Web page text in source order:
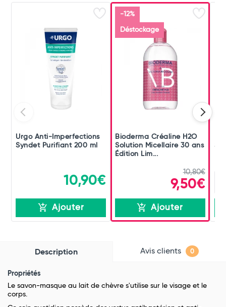
Urgo Anti-Imperfections
Syndet Purifiant 200 ml
10,90€
Ajouter
-12%
Déstockage
Bioderma Créaline H2O
Solution Micellaire 30 ans
Édition Lim...
10,80€
9,50€
Ajouter
Description Avis clients 0
Propriétés
Le savon-masque au lait de chèvre s'utilise sur le visage et le
corps.